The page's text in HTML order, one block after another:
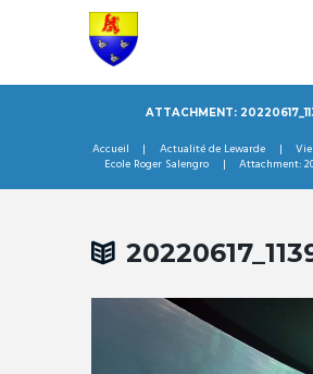
ATTACHMENT:
Accueil Actualité de Lewarde
Ecole Roger Salengro
Attachment: